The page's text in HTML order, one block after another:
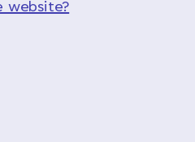
website?